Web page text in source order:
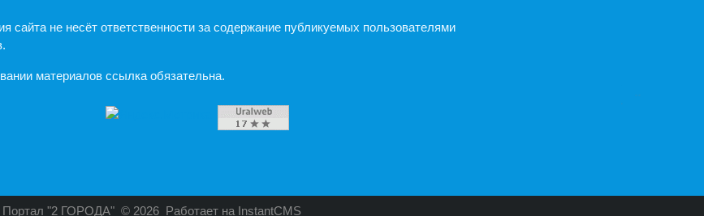
cайта не несёт ответственности за содержание публикуемых пользователями
материалов ссылка обязательна.
Портал "2 ГОРОДА" © 2026 Работает на InstantCMS